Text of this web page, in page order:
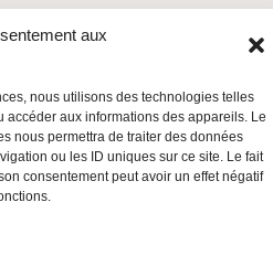
aux
nous utilisons des technologies telles
accéder aux informations des appareils. Le
nous permettra de traiter des données
ou les ID uniques sur ce site. Le fait
consentement peut avoir un effet négatif
Sanctions, la réponse
d'Israël |